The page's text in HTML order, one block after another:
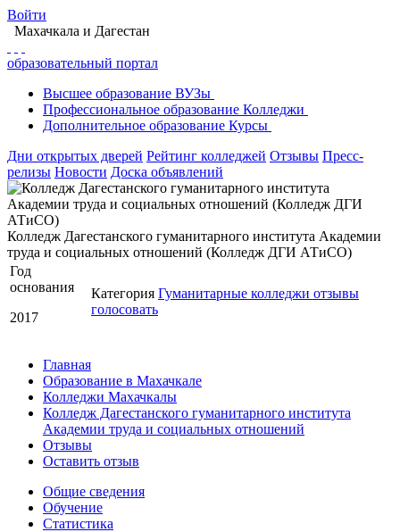
Войти
Махачкала и Дагестан
образовательный портал
Высшее образование ВУЗы
Профессиональное образование Колледжи
Дополнительное образование Курсы
Дни открытых дверей Рейтинг колледжей Отзывы Пресс-
релизы Новости Доска объявлений
Колледж Дагестанского гуманитарного института Академии
труда и социальных отношений (Колледж ДГИ АТиСО)
Год
основания
2017
Категория Гуманитарные колледжи отзывы
голосовать
Главная
Образование в Махачкале
Колледжи Махачкалы
Колледж Дагестанского гуманитарного института
Академии труда и социальных отношений
Отзывы
Оставить отзыв
Общие сведения
Обучение
Статистика